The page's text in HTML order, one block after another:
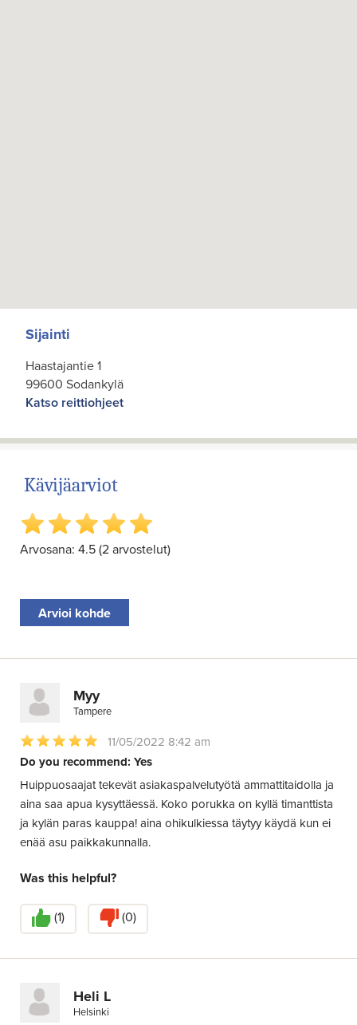
Sijainti
Haastajantie 1
99600 Sodankylä
Katso reittiohjeet
Kävijäarviot
Arvosana: 4.5 (2 arvostelut)
Arvioi kohde
Myy
Tampere
11/05/2022 8:42 am
Do you recommend: Yes
Huippuosaajat tekevät asiakaspalvelutyötä ammattitaidolla ja
aina saa apua kysyttäessä. Koko porukka on kyllä timanttista
ja kylän paras kauppa! aina ohikulkiessa täytyy käydä kun ei
enää asu paikkakunnalla.
Was this helpful?
(1) (0)
Heli L
Helsinki